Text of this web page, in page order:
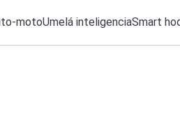
motoUmelá inteligenciaSmart